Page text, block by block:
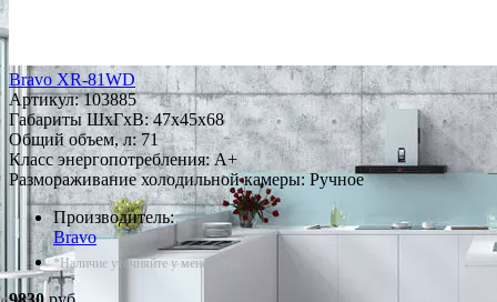
Bravo XR-81WD
Артикул:103885
Габариты ШxГxВ: 47x45x68
Общий объем, л: 71
Класс энергопотребления: A+
Размораживание холодильной камеры: Ручное
Производитель:
Bravo
*Наличие уточняйте у менеджера